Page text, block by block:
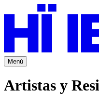
Menú
Artistas y